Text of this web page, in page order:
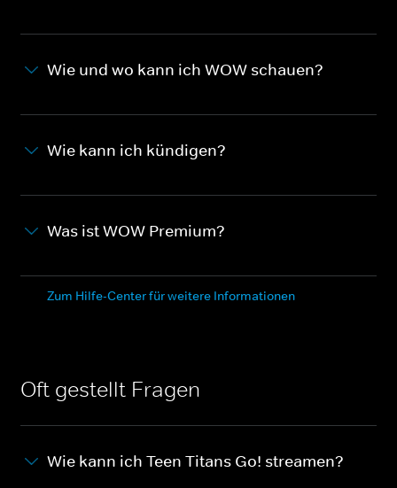
Wie und wo kann ich WOW schauen?
Wie kann ich kündigen?
Was ist WOW Premium?
Zum Hilfe-Center für weitere Informationen
Oft gestellt Fragen
Wie kann ich Teen Titans Go! streamen?